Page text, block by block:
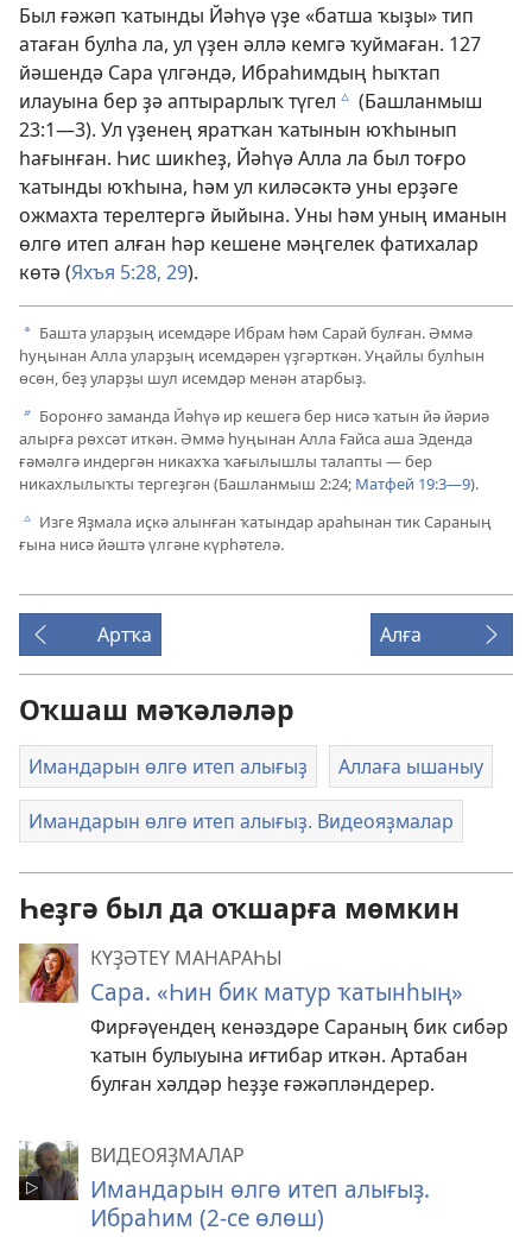
Был ғәжәп ҡатынды Йәһүә үҙе «батша ҡыҙы» тип
атаған булһа ла, ул үҙен әллә кемгә ҡуймаған. 127
йәшендә Сара үлгәндә, Ибраһимдың һыҡтап
илауына бер ҙә аптырарлыҡ түгел c (Башланмыш
23:1—3). Ул үҙенең яратҡан ҡатынын юҡһынып
һағынған. Һис шикһеҙ, Йәһүә Алла ла был тоғро
ҡатынды юҡһына, һәм ул киләсәктә уны ерҙәге
ожмахта терелтергә йыйына. Уны һәм уның иманын
өлгө итеп алған һәр кешене мәңгелек фатихалар
көтә (Яхъя 5:28, 29).
a Башта уларҙың исемдәре Ибрам һәм Сарай булған. Әммә
һуңынан Алла уларҙың исемдәрен үҙгәрткән. Уңайлы булһын
өсөн, беҙ уларҙы шул исемдәр менән атарбыҙ.
b Боронғо заманда Йәһүә ир кешегә бер нисә ҡатын йә йәриә
алырға рөхсәт иткән. Әммә һуңынан Алла Ғайса аша Эденда
ғәмәлгә индергән никахҡа ҡағылышлы талапты — бер
никахлылыҡты тергеҙгән (Башланмыш 2:24; Матфей 19:3—9).
c Изге Яҙмала иҫкә алынған ҡатындар араһынан тик Сараның
ғына нисә йәштә үлгәне күрһәтелә.
Артҡа Алға
Оҡшаш мәҡәләләр
Имандарын өлгө итеп алығыҙ Аллаға ышаныу
Имандарын өлгө итеп алығыҙ. Видеояҙмалар
Һеҙгә был да оҡшарға мөмкин
КҮҘӘТЕҮ МАНАРАҺЫ
Сара. «Һин бик матур ҡатынһың»
Фирғәүендең кенәздәре Сараның бик сибәр
ҡатын булыуына иғтибар иткән. Артабан
булған хәлдәр һеҙҙе ғәжәпләндерер.
ВИДЕОЯҘМАЛАР
Имандарын өлгө итеп алығыҙ.
Ибраһим (2-се өлөш)